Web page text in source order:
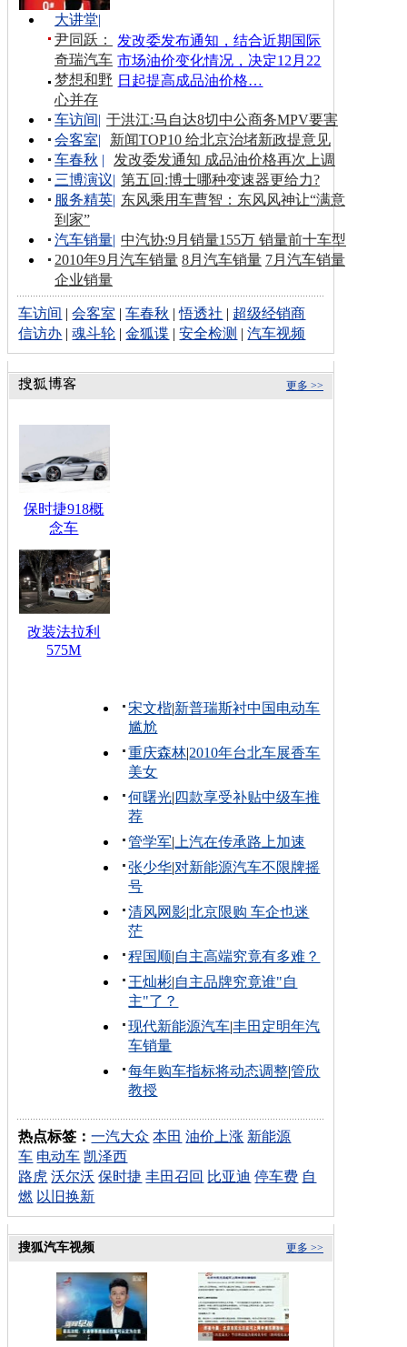
发改委发布通知，结合近期国际
市场油价变化情况，决定12月22
日起提高成品油价格…
大讲堂|
尹同跃：
奇瑞汽车
梦想和野
心并存
车访间| 于洪江:马自达8切中公商务MPV要害
会客室|
新闻TOP10 给北京治堵新政提意见
车春秋 |
发改委发通知 成品油价格再次上调
三博演议| 第五回:博士哪种变速器更给力?
服务精英| 东风乘用车曹智：东风风神让“满意
到家”
汽车销量| 中汽协:9月销量155万 销量前十车型
2010年9月汽车销量 8月汽车销量 7月汽车销量
企业销量
车访间 |会客室 |车春秋 |悟透社 | 超级经销商
信访办 |魂斗轮 |金狐谍 |安全检测 |汽车视频
更多 >>
保时捷918概
念车
改装法拉利
575M
宋文楷|新普瑞斯衬中国电动车
尴尬
重庆森林|2010年台北车展香车
美女
何曙光| 四款享受补贴中级车推
荐
管学军| 上汽在传承路上加速
张少华|对新能源汽车不限牌摇
号
清风网影|北京限购 车企也迷
茫
程国顺|自主高端究竟有多难？
王灿彬|自主品牌究竟谁"自
主"了？
现代新能源汽车|丰田定明年汽
车销量
每年购车指标将动态调整|管欣
教授
热点标签：一汽大众 本田 油价上涨 新能源
车 电动车 凯泽西
路虎 沃尔沃 保时捷 丰田召回 比亚迪 停车费 自
燃 以旧换新
更多 >>
搜狐汽车视频